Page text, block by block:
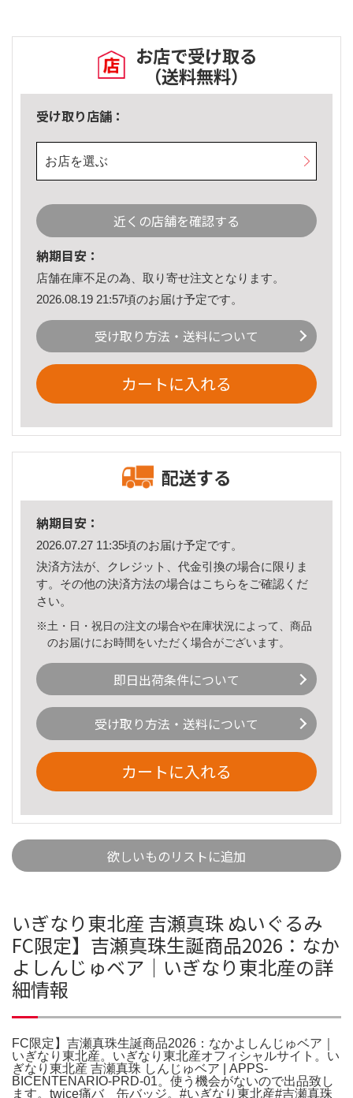
お店で受け取る
（送料無料）
受け取り店舗：
お店を選ぶ
近くの店舗を確認する
納期目安：
店舗在庫不足の為、取り寄せ注文となります。
2026.08.19 21:57頃のお届け予定です。
受け取り方法・送料について
カートに入れる
配送する
納期目安：
2026.07.27 11:35頃のお届け予定です。
決済方法が、クレジット、代金引換の場合に限りま
す。その他の決済方法の場合はこちら をご確認くだ
さい。
※土・日・祝日の注文の場合や在庫状況によって、商品
のお届けにお時間をいただく場合がございます。
即日出荷条件について
受け取り方法・送料について
カートに入れる
欲しいものリストに追加
いぎなり東北産 吉瀬真珠 ぬいぐるみ
FC限定】吉瀬真珠生誕商品2026：なか
よしんじゅベア｜いぎなり東北産の詳
細情報
FC限定】吉瀬真珠生誕商品2026：なかよしんじゅベア｜
いぎなり東北産。いぎなり東北産オフィシャルサイト。い
ぎなり東北産 吉瀬真珠 しんじゅベア | APPS-
BICENTENARIO-PRD-01。使う機会がないので出品致し
ます。twice痛バ 缶バッジ。#いぎなり東北産#吉瀬真珠